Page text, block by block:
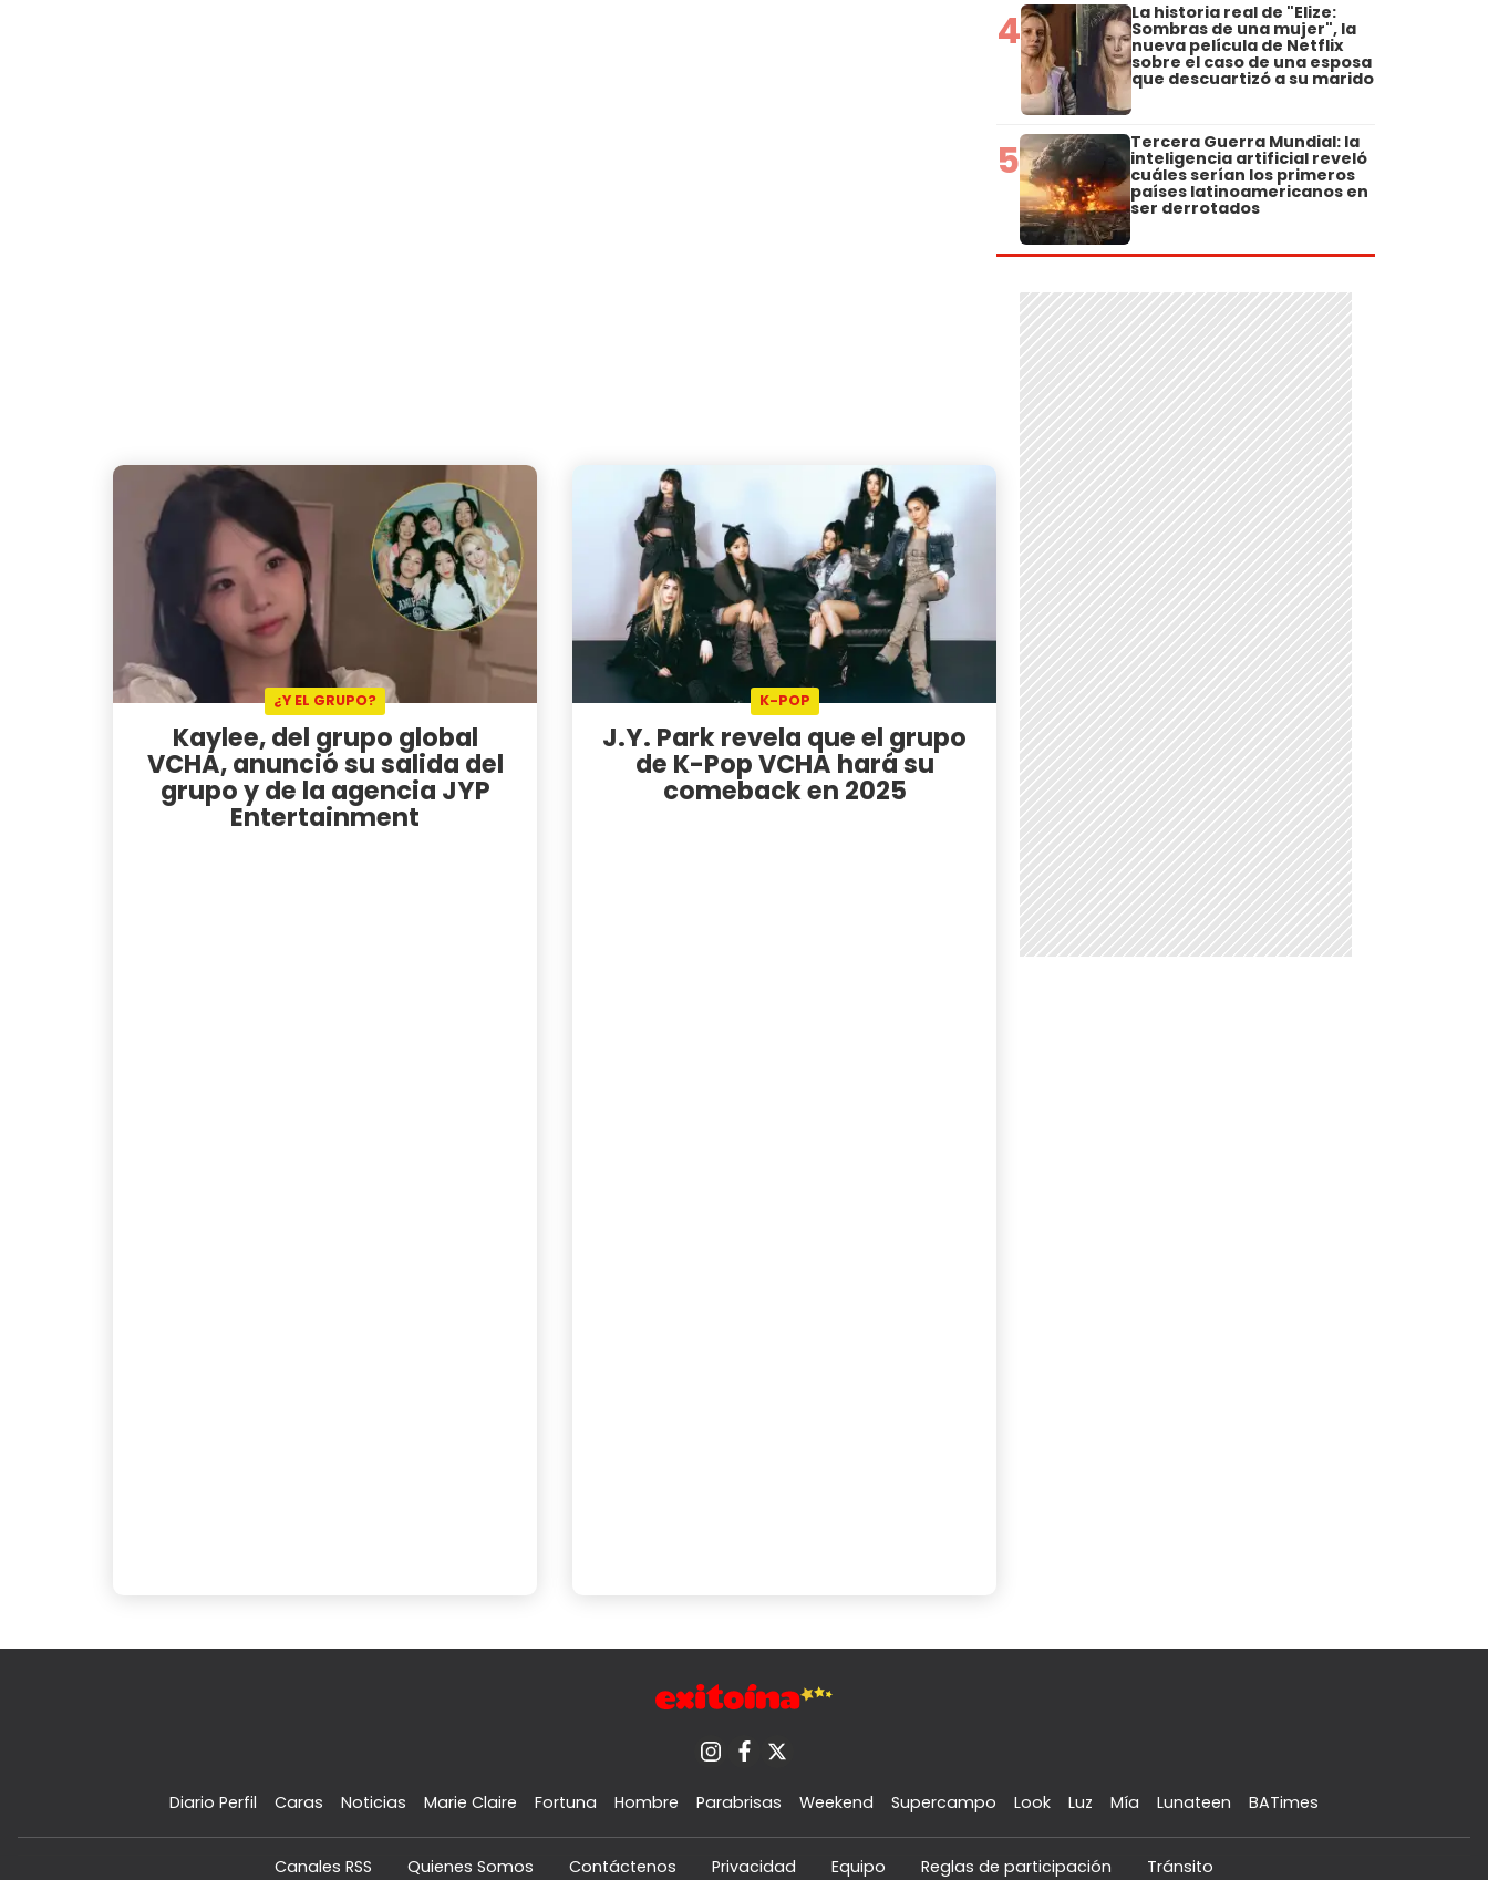
¿Y EL GRUPO?
Kaylee, del grupo global
VCHA, anunció su salida del
grupo y de la agencia JYP
Entertainment
K-POP
J.Y. Park revela que el grupo
de K-Pop VCHA hará su
comeback en 2025
4 La historia real de "Elize:
Sombras de una mujer", la
nueva película de Netflix
sobre el caso de una esposa
que descuartizó a su marido
5 Tercera Guerra Mundial: la
inteligencia artificial reveló
cuáles serían los primeros
países latinoamericanos en
ser derrotados
Diario Perfil Caras Noticias Marie Claire Fortuna Hombre Parabrisas Weekend Supercampo Look Luz Mía Lunateen BATimes
Canales RSS Quienes Somos Contáctenos Privacidad Equipo Reglas de participación Tránsito